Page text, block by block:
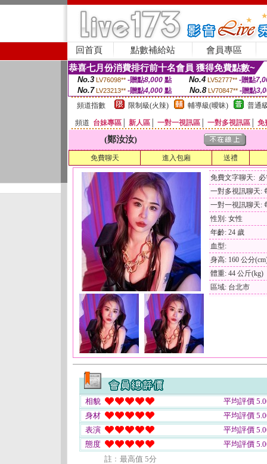
回首頁 點數補給站 會員專區
恭喜七月份消費排行前十名會員 獲得免費點數~
No.3 LV76098** -贈點8,000點 No.4 LV52777** -贈點
No.7 LV23213** -贈點4,000 點 No.8 LV70847** -贈點
頻道指數
限制級(火辣) 輔導級(曖昧) 普通
頻道 台妹專區 新人區 一對一視訊區 一對多視訊區 免
(鄭汝汝)
免費聊天 進入包廂 送禮
免費文字聊天:
一對多視訊聊天:
一對一視訊聊天:
性別: 女性
年齡: 24 歲
血型:
身高: 160 公分
體重: 44 公斤(kg)
區域: 台北市
相貌
平均評價
身材
平均評價
表演
平均評價
態度
平均評價
註﹕最高值 5分